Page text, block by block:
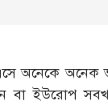
অনেকে অনেক
ইউরোপ